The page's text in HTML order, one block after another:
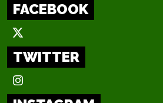
FACEBOOK
TWITTER